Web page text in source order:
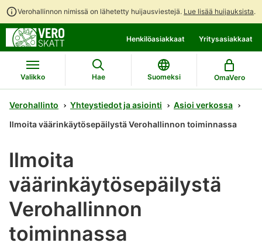
Verohallinnon nimissä on lähetetty huijausviestejä. Lue lisää huijauksista.
suoraan
sisältöön
koko
sivuston
hakuun
Henkilöasiakkaat Yritysasiakkaat
Valikko Hae Suomeksi OmaVero
Verohallinto Yhteystiedot ja asiointi
Asioi verkossa
Ilmoita väärinkäytösepäilystä Verohallinnon toiminnassa
Ilmoita
väärinkäytösepäilystä
Verohallinnon
toiminnassa